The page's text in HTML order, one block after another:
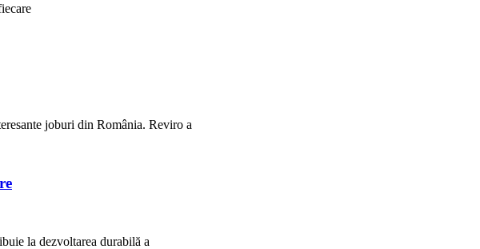
joburi din România. Reviro a
la dezvoltarea durabilă a